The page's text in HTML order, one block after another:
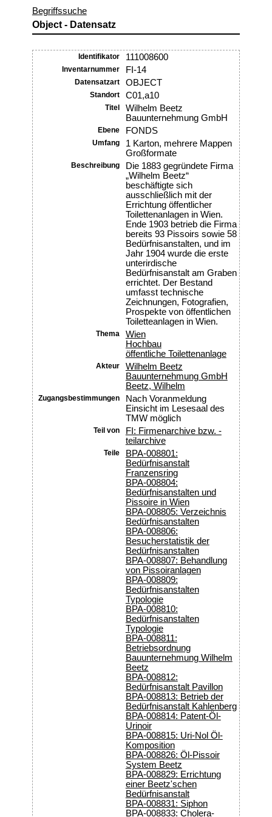
Begriffssuche
Object - Datensatz
Identifikator 111008600
Inventarnummer FI-14
Datensatzart OBJECT
Standort C01,a10
Titel
Wilhelm Beetz
Bauunternehmung GmbH
Ebene FONDS
Umfang
1 Karton, mehrere Mappen
Großformate
Beschreibung
Die 1883 gegründete Firma
„Wilhelm Beetz“
beschäftigte sich
ausschließlich mit der
Errichtung öffentlicher
Toilettenanlagen in Wien.
Ende 1903 betrieb die Firma
bereits 93 Pissoirs sowie 58
Bedürfnisanstalten, und im
Jahr 1904 wurde die erste
unterirdische
Bedürfnisanstalt am Graben
errichtet. Der Bestand
umfasst technische
Zeichnungen, Fotografien,
Prospekte von öffentlichen
Toiletteanlagen in Wien.
Thema
Wien
Hochbau
öffentliche Toilettenanlage
Akteur
Wilhelm Beetz
Bauunternehmung GmbH
Beetz, Wilhelm
Zugangsbestimmungen
Nach Voranmeldung
Einsicht im Lesesaal des
TMW möglich
Teil von
FI: Firmenarchive bzw. -
teilarchive
Teile
BPA-008801:
Bedürfnisanstalt
Franzensring
BPA-008804:
Bedürfnisanstalten und
Pissoire in Wien
BPA-008805: Verzeichnis
Bedürfnisanstalten
BPA-008806:
Besucherstatistik der
Bedürfnisanstalten
BPA-008807: Behandlung
von Pissoiranlagen
BPA-008809:
Bedürfnisanstalten
Typologie
BPA-008810:
Bedürfnisanstalten
Typologie
BPA-008811:
Betriebsordnung
Bauunternehmung Wilhelm
Beetz
BPA-008812:
Bedürfnisanstalt Pavillon
BPA-008813: Betrieb der
Bedürfnisanstalt Kahlenberg
BPA-008814: Patent-Öl-
Urinoir
BPA-008815: Uri-Nol Öl-
Komposition
BPA-008826: Öl-Pissoir
System Beetz
BPA-008829: Errichtung
einer Beetz'schen
Bedürfnisanstalt
BPA-008831: Siphon
BPA-008833: Cholera-